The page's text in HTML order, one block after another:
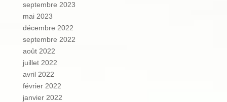
septembre 2023
mai 2023
décembre 2022
septembre 2022
août 2022
juillet 2022
avril 2022
février 2022
janvier 2022